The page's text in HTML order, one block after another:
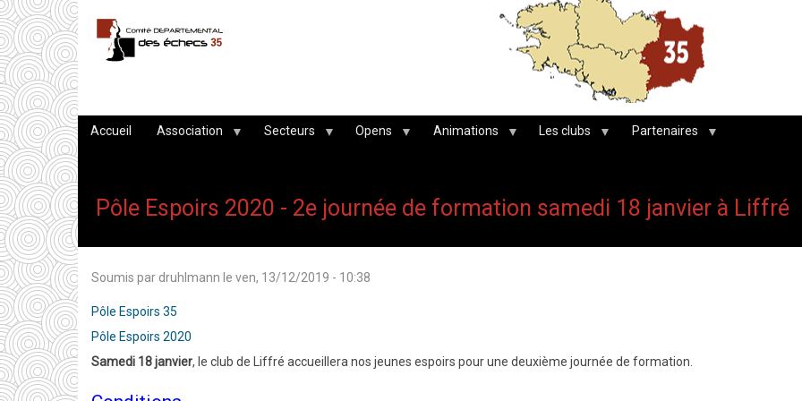
Aller
au
contenu
principal
Accueil Association Secteurs Opens Animations Les clubs Partenaires
Pôle Espoirs 2020 - 2e journée de formation samedi 18 janvier à Liffré
Soumis par druhlmann le ven, 13/12/2019 - 10:38
Pôle Espoirs 35
Pôle Espoirs 2020
Samedi 18 janvier, le club de Liffré accueillera nos jeunes espoirs pour une deuxième journée de formation.